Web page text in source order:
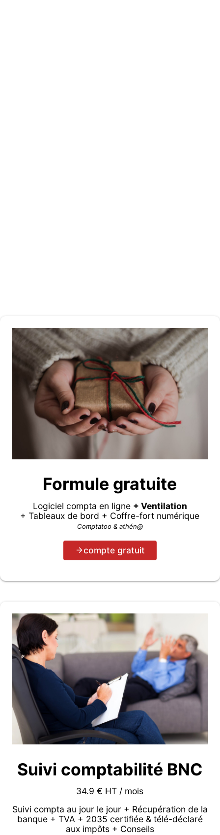
Formule gratuite
Logiciel compta en ligne + Ventilation
+ Tableaux de bord + Coffre-fort numérique
Comptatoo & athén@
compte gratuit
Suivi comptabilité BNC
34.9 € HT / mois
Suivi compta au jour le jour + Récupération de la
banque + TVA + 2035 certifiée & télé-déclaré
aux impôts + Conseils